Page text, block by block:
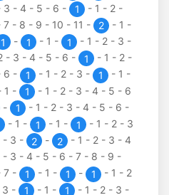
3 - 4 - 5 - 6 - 1 - 1 - 2 -
7 - 8 - 9 - 10 - 11 - 2 - 1 -
1 - 1 - 1 - 1 - 1 - 2 - 3 -
- 3 - 4 - 5 - 6 - 1 - 1 - 2 -
6 - 1 - 1 - 2 - 3 - 1 - 1 -
1 - 1 - 1 - 2 - 3 - 4 - 5 - 6
- 1 - 1 - 2 - 3 - 4 - 5 - 6 -
- 1 - 1 - 1 - 1 - 1 - 2 - 3
- 3 - 2 - 2 - 1 - 2 - 3 - 4
- 3 - 4 - 5 - 6 - 7 - 8 - 9 -
7 - 1 - 1 - 1 - 1 - 1 - 2
3 - 1 - 1 - 1 - 1 - 2 - 3 -